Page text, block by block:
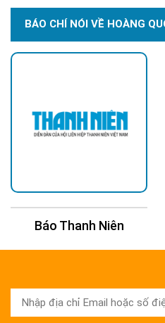
BÁO CHÍ NÓI VỀ HOÀNG
Báo Thanh Niên